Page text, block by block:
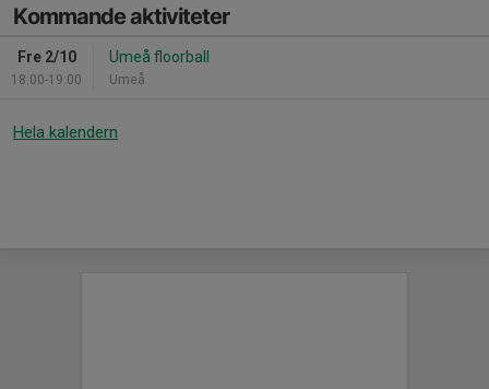
Kommande aktiviteter
Fre 2/10
18:00-19:00
Umeå floorball
Umeå
Hela kalendern